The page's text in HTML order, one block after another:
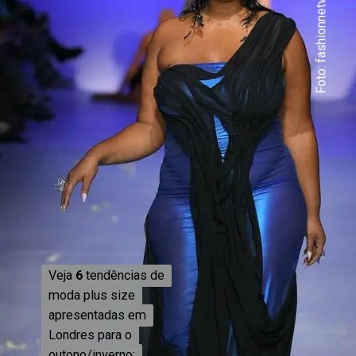
Veja 6tendências de
moda plus size
apresentadas em
Londres para o
Veja 6tendências de
moda plus size
apresentadas em
Londres para o
Foto: fashionnetwork